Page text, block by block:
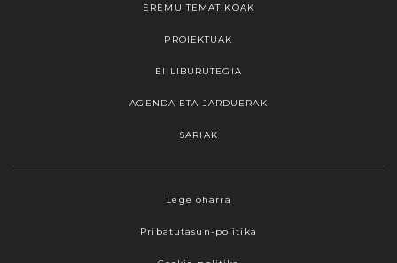
EREMU TEMATIKOAK
PROIEKTUAK
EI LIBURUTEGIA
AGENDA ETA JARDUERAK
SARIAK
Lege oharra
Pribatutasun-politika
Webgune honek cookieak erabiltzen ditu,
nabigatzeko nahiago duzun cookie aukera.